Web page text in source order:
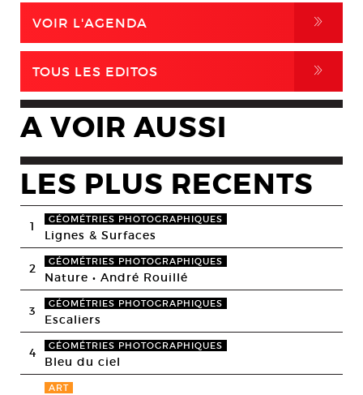
VOIR L'AGENDA ,
TOUS LES EDITOS ,
A VOIR AUSSI
LES PLUS RECENTS
1 GÉOMÉTRIES PHOTOGRAPHIQUES
Lignes & Surfaces
2 GÉOMÉTRIES PHOTOGRAPHIQUES
Nature • André Rouillé
3 GÉOMÉTRIES PHOTOGRAPHIQUES
Escaliers
4 GÉOMÉTRIES PHOTOGRAPHIQUES
Bleu du ciel
ART